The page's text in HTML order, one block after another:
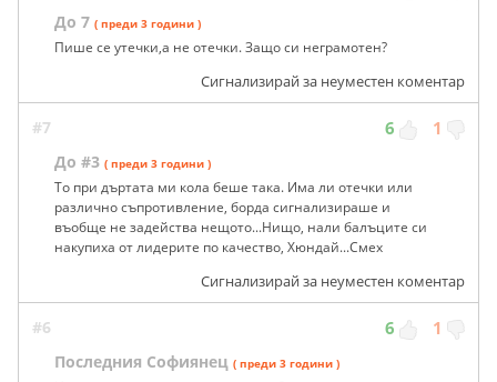
До 7 ( преди 3 години )
Пише се утечки,а не отечки. Защо си неграмотен?
Сигнализирай за неуместен коментар
#7 6 1
До #3 ( преди 3 години )
То при дъртата ми кола беше така. Има ли отечки или
различно съпротивление, борда сигнализираше и
въобще не задейства нещото...Нищо, нали балъците си
накупиха от лидерите по качество, Хюндай...Смех
Сигнализирай за неуместен коментар
#6 6 1
Последния Софиянец ( преди 3 години )